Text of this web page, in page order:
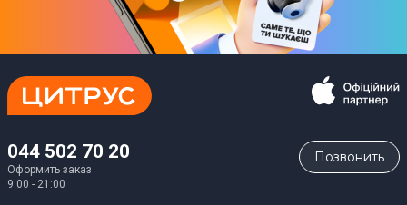
044 502 70 20
Оформить заказ
9:00 - 21:00
Позвонить